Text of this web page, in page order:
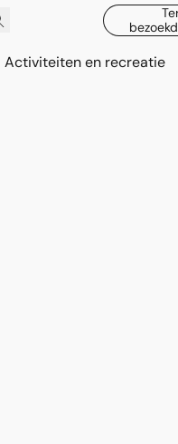
Activiteiten en recreatie